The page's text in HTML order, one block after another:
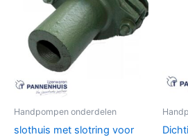
Handpompen onderdelen
slothuis met slotring voor